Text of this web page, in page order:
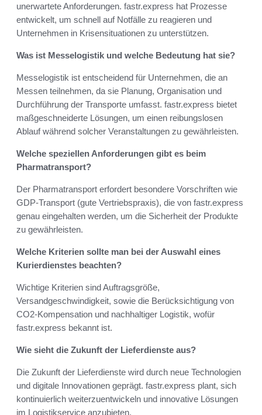
unerwartete Anforderungen. fastr.express hat Prozesse
entwickelt, um schnell auf Notfälle zu reagieren und
Unternehmen in Krisensituationen zu unterstützen.
Was ist Messelogistik und welche Bedeutung hat sie?
Messelogistik ist entscheidend für Unternehmen, die an
Messen teilnehmen, da sie Planung, Organisation und
Durchführung der Transporte umfasst. fastr.express bietet
maßgeschneiderte Lösungen, um einen reibungslosen
Ablauf während solcher Veranstaltungen zu gewährleisten.
Welche speziellen Anforderungen gibt es beim
Pharmatransport?
Der Pharmatransport erfordert besondere Vorschriften wie
GDP-Transport (gute Vertriebspraxis), die von fastr.express
genau eingehalten werden, um die Sicherheit der Produkte
zu gewährleisten.
Welche Kriterien sollte man bei der Auswahl eines
Kurierdienstes beachten?
Wichtige Kriterien sind Auftragsgröße,
Versandgeschwindigkeit, sowie die Berücksichtigung von
CO2-Kompensation und nachhaltiger Logistik, wofür
fastr.express bekannt ist.
Wie sieht die Zukunft der Lieferdienste aus?
Die Zukunft der Lieferdienste wird durch neue Technologien
und digitale Innovationen geprägt. fastr.express plant, sich
kontinuierlich weiterzuentwickeln und innovative Lösungen
im Logistikservice anzubieten.